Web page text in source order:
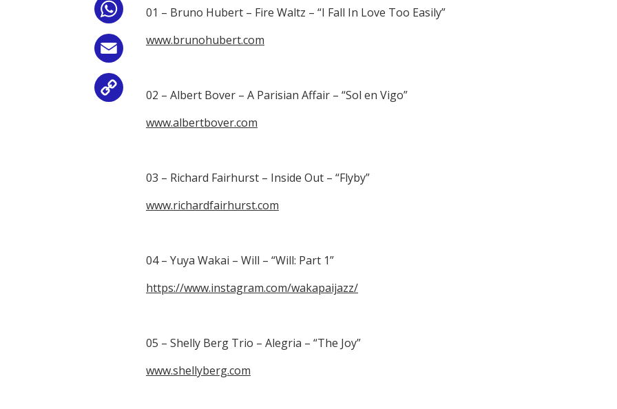
WhatsApp
Email
Copy
Link
audio
01 – Bruno Hubert – Fire Waltz – “I Fall In Love Too Easily”
www.brunohubert.com
02 – Albert Bover – A Parisian Affair – “Sol en Vigo”
www.albertbover.com
03 – Richard Fairhurst – Inside Out – “Flyby”
www.richardfairhurst.com
04 – Yuya Wakai – Will – “Will: Part 1”
https://www.instagram.com/wakapaijazz/
05 – Shelly Berg Trio – Alegria – “The Joy”
www.shellyberg.com